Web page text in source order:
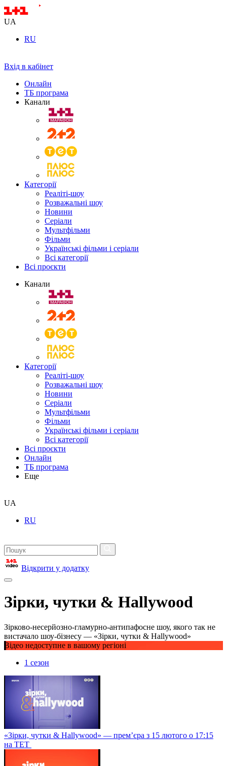
UA
RU
Вхід в кабінет
Онлайн
ТБ програма
Канали
Категорії
Реаліті-шоу
Розважальні шоу
Новини
Серіали
Мультфільми
Фільми
Українські фільми і серіали
Всі категорії
Всі проєкти
Канали
Категорії
Реаліті-шоу
Розважальні шоу
Новини
Серіали
Мультфільми
Фільми
Українські фільми і серіали
Всі категорії
Всі проєкти
Онлайн
ТБ програма
Еще
UA
RU
Відкрити у додатку
Зірки, чутки & Hallywood
Зірково-несерйозно-гламурно-антипафосне шоу, якого так не
вистачало шоу-бізнесу — «Зірки, чутки & Hallywood»
Відео недоступне в вашому регіоні
1 сезон
«Зірки, чутки & Hallywood» — прем’єра з 15 лютого о 17:15
на ТЕТ